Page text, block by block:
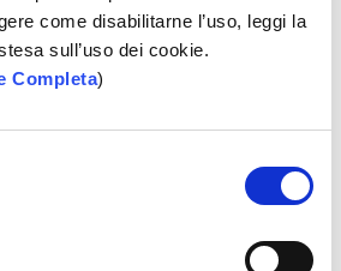
come disabilitarne l’uso, leggi la
sull’uso dei cookie.
Completa)
il tuo immobilecon lavori di
manutenzione? Vorresti
punto di vista energetico? Allora
a te e alle tue esigenze. Unico